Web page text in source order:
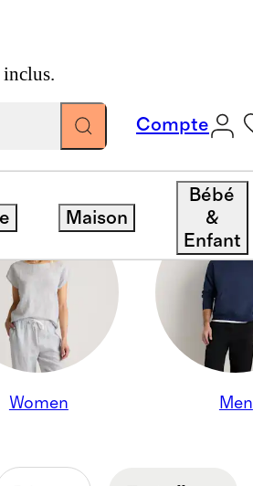
inclus.
Compte
Maison
Bébé
&
Enfant
Women Men